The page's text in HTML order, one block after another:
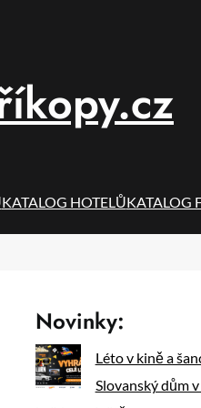
KATALOG HOTELŮKATALOG
Novinky:
Léto v kině a
Slovanský dům